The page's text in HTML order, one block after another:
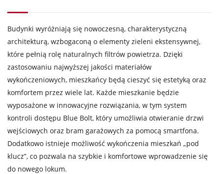
Budynki wyróżniają się nowoczesną, charakterystyczną
architekturą, wzbogaconą o elementy zieleni ekstensywnej,
które pełnią rolę naturalnych filtrów powietrza. Dzięki
zastosowaniu najwyższej jakości materiałów
wykończeniowych, mieszkańcy będą cieszyć się estetyką oraz
komfortem przez wiele lat. Każde mieszkanie będzie
wyposażone w innowacyjne rozwiązania, w tym system
kontroli dostępu Blue Bolt, który umożliwia otwieranie drzwi
wejściowych oraz bram garażowych za pomocą smartfona.
Dodatkowo istnieje możliwość wykończenia mieszkań „pod
klucz”, co pozwala na szybkie i komfortowe wprowadzenie się
do nowego lokum.